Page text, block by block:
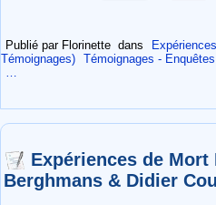
Publié par Florinette dans
Témoignages) Témoignages -
…
Expériences de
Berghmans & Didier